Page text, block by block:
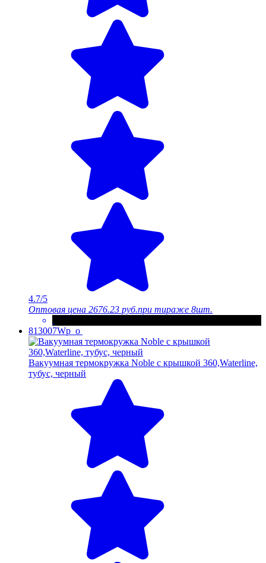
4.7/5
Оптовая цена 2676.23 руб.при тираже 8шт.
813007Wp_o
Вакуумная термокружка Noble с крышкой 360,Waterline,
тубус, черный